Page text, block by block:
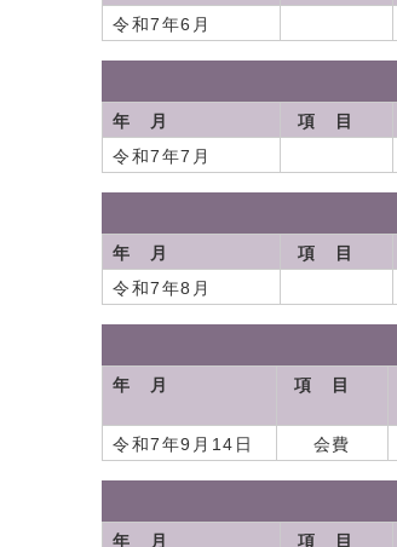
令和7年6月
年 月 項 目
令和7年7月
年 月 項 目
令和7年8月
年 月 項 目
令和7年9月14日
会費
年 月 項 目